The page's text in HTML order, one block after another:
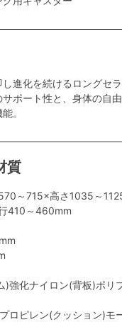
進化を続けるロングセラ
ポート性と、身体の自
。
質
～715×高さ1035～
410～460mm
強化ナイロン(背板)ポリ
ロピレン(クッション)モ